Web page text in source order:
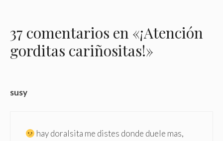
37 comentarios en «¡Atención
gorditas cariñositas!»
susy
hay doralsita me distes donde duele mas,